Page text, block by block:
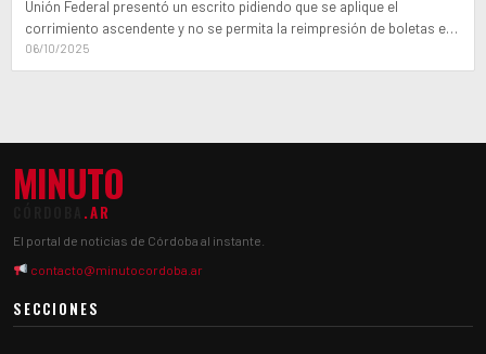
Unión Federal presentó un escrito pidiendo que se aplique el
corrimiento ascendente y no se permita la reimpresión de boletas en
Buenos…
06/10/2025
MINUTO
.AR
El portal de noticias de Córdoba al instante.
contacto@minutocordoba.ar
SECCIONES